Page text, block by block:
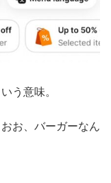
う意味。
お、バーガーなん